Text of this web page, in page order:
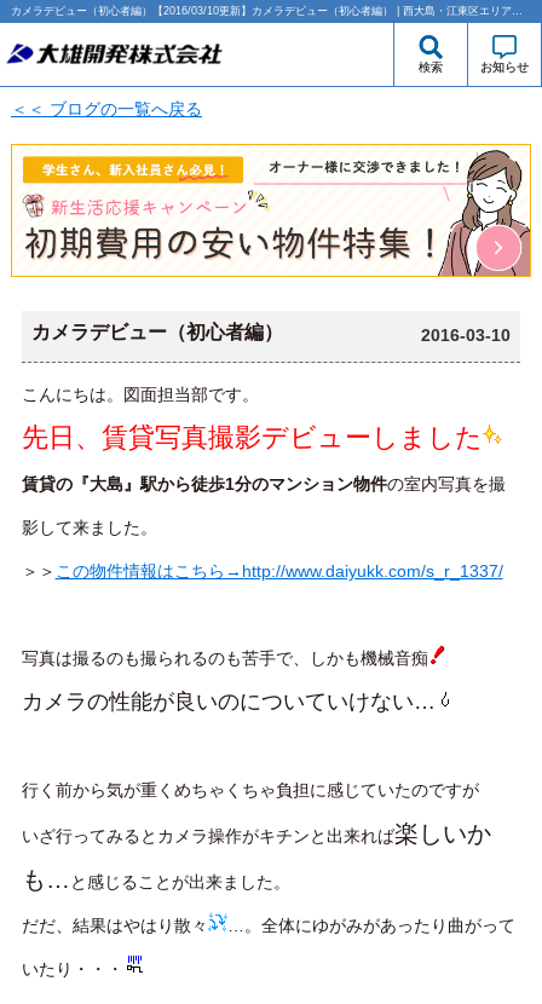
カメラデビュー（初心者編）【2016/03/10更新】カメラデビュー（初心者編） | 西大島・江東区エリアの賃貸のことなら大雄開発株式会社
検索 お知らせ
＜＜ ブログの一覧へ戻る
カメラデビュー（初心者編） 2016-03-10
こんにちは。図面担当部です。
先日、賃貸写真撮影デビューしました
賃貸の『大島』駅から徒歩1分のマンション物件の室内写真を撮
影して来ました。
＞＞ この物件情報はこちら→http://www.daiyukk.com/s_r_1337/
写真は撮るのも撮られるのも苦手で、しかも機械音痴
カメラの性能が良いのについていけない…
行く前から気が重くめちゃくちゃ負担に感じていたのですが
いざ行ってみるとカメラ操作がキチンと出来れば楽しいか
も… と感じることが出来ました。
だだ、結果はやはり散々 …。全体にゆがみがあったり曲がって
いたり・・・